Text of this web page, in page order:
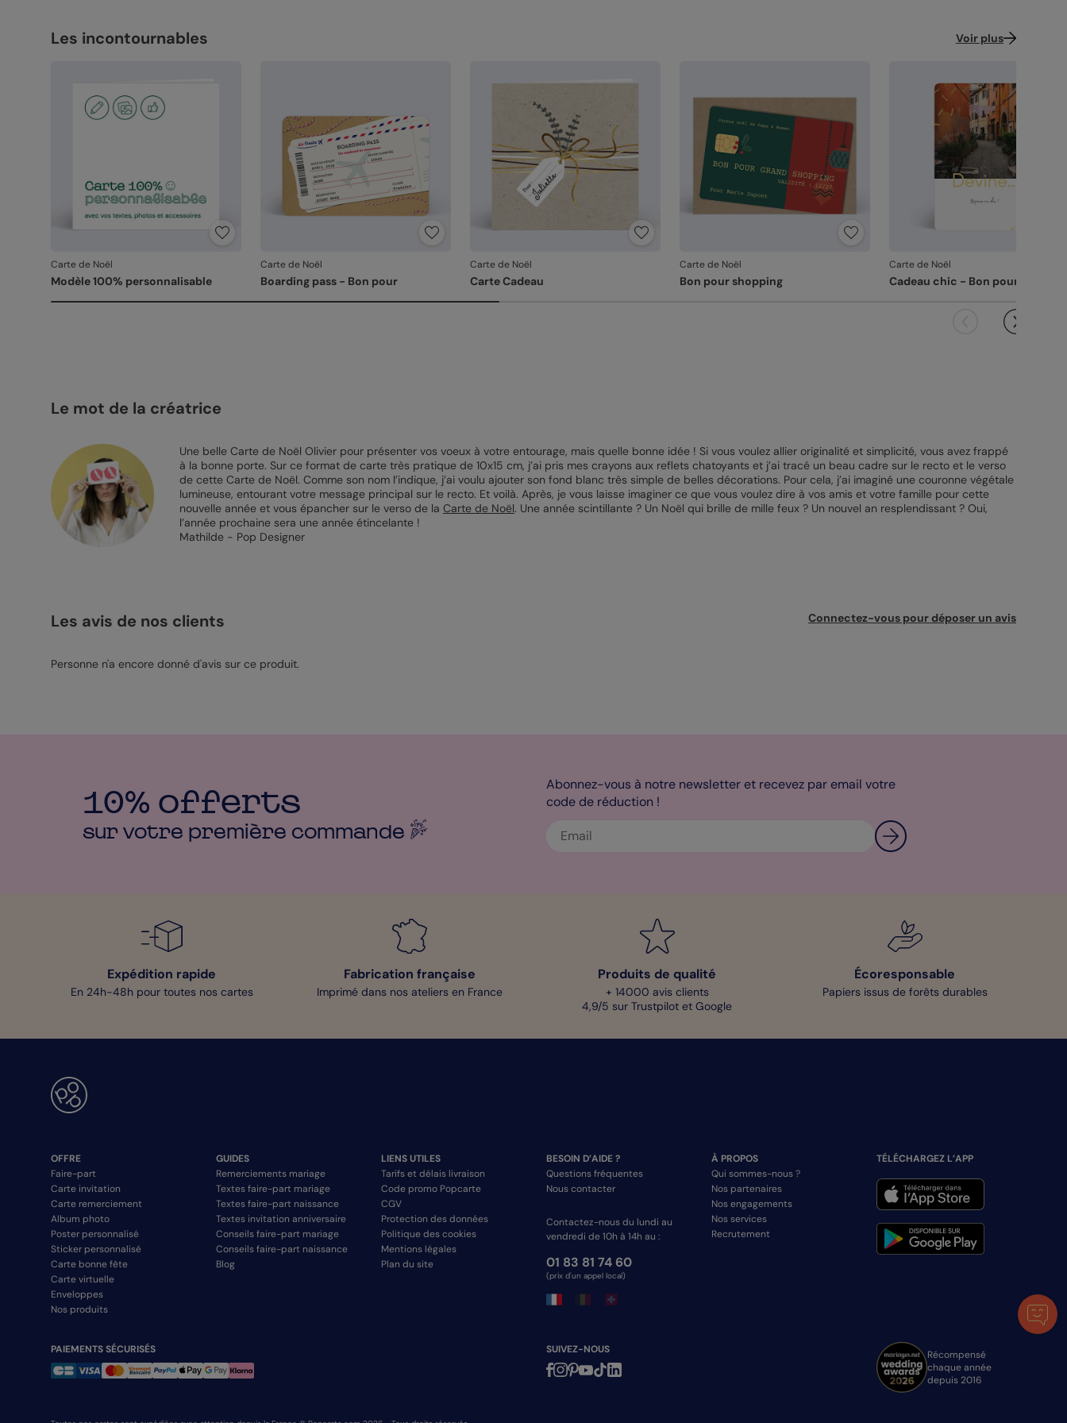
Les incontournables Voir plus
Carte de Noël
Modèle 100% personnalisable
Carte de Noël
Boarding pass - Bon pour
Carte de Noël
Carte Cadeau
Carte de Noël
Bon pour shopping
Carte de Noël
Cadeau chic - Bon pour
Le mot de la créatrice
Une belle Carte de Noël Olivier pour présenter vos voeux à votre entourage, mais quelle bonne idée ! Si vous voulez allier originalité et simplicité, vous avez frappé
à la bonne porte. Sur ce format de carte très pratique de 10x15 cm, j’ai pris mes crayons aux reflets chatoyants et j’ai tracé un beau cadre sur le recto et le verso
de cette Carte de Noël. Comme son nom l’indique, j’ai voulu ajouter son fond blanc très simple de belles décorations. Pour cela, j’ai imaginé une couronne végétale
lumineuse, entourant votre message principal sur le recto. Et voilà. Après, je vous laisse imaginer ce que vous voulez dire à vos amis et votre famille pour cette
nouvelle année et vous épancher sur le verso de la Carte de Noël. Une année scintillante ? Un Noël qui brille de mille feux ? Un nouvel an resplendissant ? Oui,
l’année prochaine sera une année étincelante !
Mathilde - Pop Designer
Les avis de nos clients Connectez-vous pour déposer un avis
Personne n'a encore donné d'avis sur ce produit.
10% offerts
sur votre première commande
Abonnez-vous à notre newsletter et recevez par email votre
code de réduction !
Expédition rapide
En 24h-48h pour toutes nos cartes
Fabrication française
Imprimé dans nos ateliers en France
Produits de qualité
+ 14000 avis clients
4,9/5 sur Trustpilot et Google
Écoresponsable
Papiers issus de forêts durables
OFFRE
Faire-part
Carte invitation
Carte remerciement
Album photo
Poster personnalisé
Sticker personnalisé
Carte bonne fête
Carte virtuelle
Enveloppes
Nos produits
GUIDES
Remerciements mariage
Textes faire-part mariage
Textes faire-part naissance
Textes invitation anniversaire
Conseils faire-part mariage
Conseils faire-part naissance
Blog
LIENS UTILES
Tarifs et délais livraison
Code promo Popcarte
CGV
Protection des données
Politique des cookies
Mentions légales
Plan du site
BESOIN D’AIDE ?
Questions fréquentes
Nous contacter
Contactez-nous du lundi au
vendredi de 10h à 14h au :
01 83 81 74 60
(prix d'un appel local)
À PROPOS
Qui sommes-nous ?
Nos partenaires
Nos engagements
Nos services
Recrutement
TÉLÉCHARGEZ L’APP
PAIEMENTS SÉCURISÉS SUIVEZ-NOUS
Récompensé
chaque année
depuis 2016